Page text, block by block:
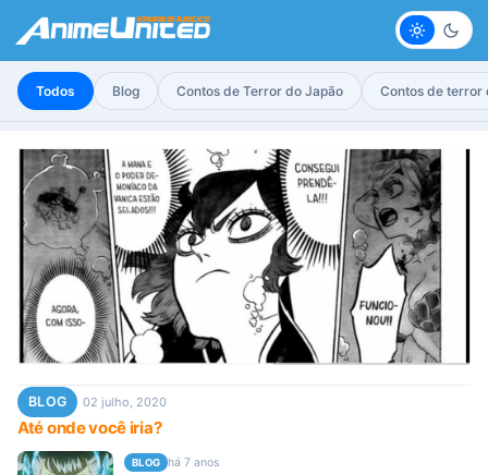
Claro
Todos Blog Contos de Terror do Japão Contos de terror
BLOG 02 julho, 2020
Até onde você iria?
BLOG há 7 anos